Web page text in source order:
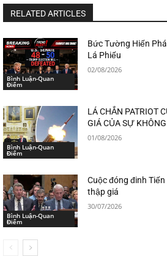
RELATED ARTICLES
Bình Luận-Quan
Điểm
Bức Tường Hiến
Lá Phiếu
02/08/2026
Bình Luận-Quan
Điểm
LÁ CHẮN PATRIOT
GIÁ CỦA SỰ
01/08/2026
Bình Luận-Quan
Điểm
Cuộc đóng đinh
thập giá
30/07/2026